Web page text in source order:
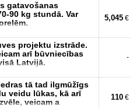
gatavošanas
90 kg stundā. Var
5,045 €
projektu izstrāde.
arī būvniecības
Latvijā.
-
tā tad ilgmūžīgs
veidu lūkas, kā arī
veicam a
110 €